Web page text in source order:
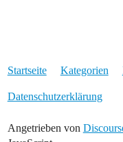
Startseite Kategorien
Datenschutzerklärung
Angetrieben von